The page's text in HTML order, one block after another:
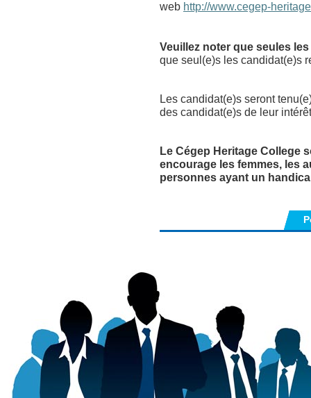
web http://www.cegep-
Veuillez noter que seules
que seul(e)s les candidat(e)s
Les candidat(e)s seront
des candidat(e)s de leur
Le Cégep Heritage College
encourage les femmes, les
personnes ayant un